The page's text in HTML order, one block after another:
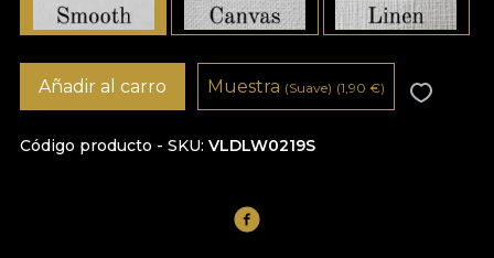
Código producto - SKU VLDLW0219S
Añadir al carro Muestra (Suave) (1,90 €)